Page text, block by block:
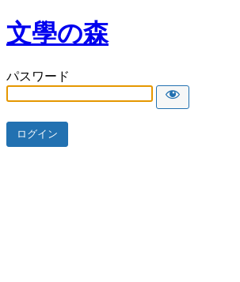
文學の森
パスワード